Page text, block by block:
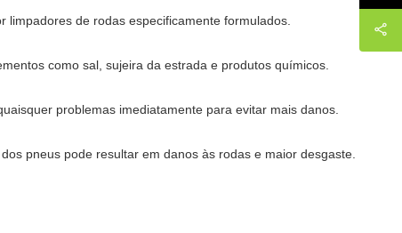
de rodas especificamente formulados.
como sal, sujeira da estrada e produtos químicos.
problemas imediatamente para evitar mais danos.
pneus pode resultar em danos às rodas e maior desgaste.